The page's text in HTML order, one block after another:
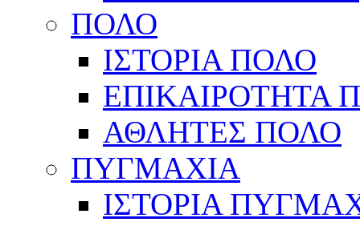
ΠΟΛΟ
ΙΣΤΟΡΙΑ ΠΟΛΟ
ΕΠΙΚΑΙΡΟΤΗΤΑ
ΑΘΛΗΤΕΣ ΠΟΛΟ
ΠΥΓΜΑΧΙΑ
ΙΣΤΟΡΙΑ